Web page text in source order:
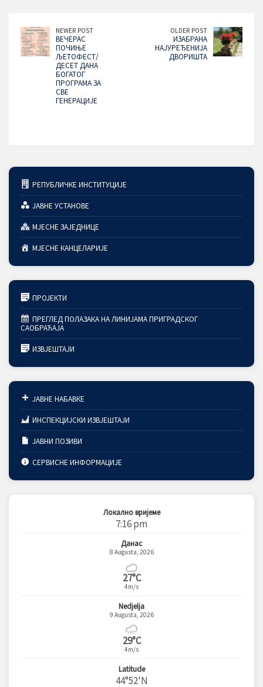
NEWER POST
ВЕЧЕРАС
ПОЧИЊЕ
ЉЕТОФЕСТ/
ДЕСЕТ ДАНА
БОГАТОГ
ПРОГРАМА ЗА
СВЕ
ГЕНЕРАЦИЈЕ
OLDER POST
ИЗАБРАНА
НАЈУРЕЂЕНИЈА
ДВОРИШТА
РЕПУБЛИЧКЕ ИНСТИТУЦИЈЕ
ЈАВНЕ УСТАНОВЕ
МЈЕСНЕ ЗАЈЕДНИЦЕ
МЈЕСНЕ КАНЦЕЛАРИЈЕ
ПРОЈЕКТИ
ПРЕГЛЕД ПОЛАЗАКА НА ЛИНИЈАМА ПРИГРАДСКОГ
САОБРАЋАЈА
ИЗВЈЕШТАЈИ
ЈАВНЕ НАБАВКЕ
ИНСПЕКЦИЈСКИ ИЗВЈЕШТАЈИ
ЈАВНИ ПОЗИВИ
СЕРВИСНЕ ИНФОРМАЦИЈЕ
Локално вријеме
7:16 pm
Данас
8 Augusta, 2026
27°C
4m/s
Nedjelja
9 Augusta, 2026
29°C
4m/s
Latitude
44°52'N